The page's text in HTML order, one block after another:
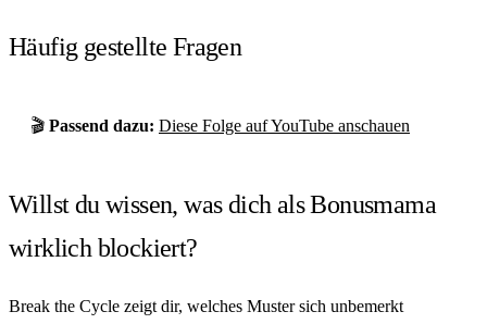
Häufig gestellte Fragen
🎬 Passend dazu: Diese Folge auf YouTube anschauen
Willst du wissen, was dich als Bonusmama
wirklich blockiert?
Break the Cycle zeigt dir, welches Muster sich unbemerkt